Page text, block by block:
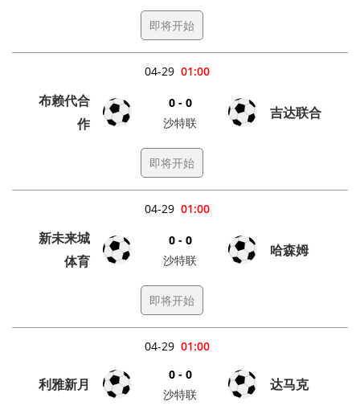
即将开始
01:00
04-29
布赖代合
作
0 - 0
沙特联
吉达联合
即将开始
01:00
04-29
新未来城
体育
0 - 0
沙特联
哈森姆
即将开始
01:00
04-29
利雅新月
0 - 0
沙特联
达马克